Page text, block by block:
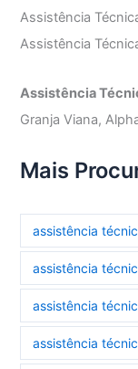
Assistência
Assistência
Assistência
Granja Viana,
Mais
assistência
assistência
assistência
assistência